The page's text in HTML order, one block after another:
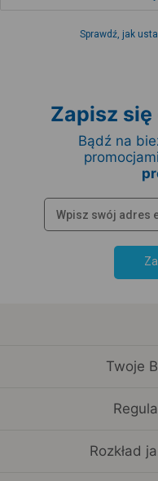
Sprawdź, jak
Zapisz
Bądź na
Twoje
Rozkład